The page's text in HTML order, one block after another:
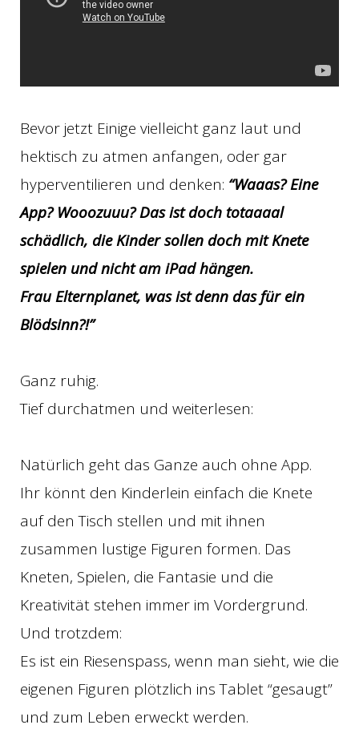
Bevor jetzt Einige vielleicht ganz laut und
hektisch zu atmen anfangen, oder gar
hyperventilieren und denken: “Waaas? Eine
App? Wooozuuu? Das ist doch totaaaal
schädlich, die Kinder sollen doch mit Knete
spielen und nicht am iPad hängen.
Frau Elternplanet, was ist denn das für ein
Blödsinn?!”
Ganz ruhig.
Tief durchatmen und weiterlesen:
Natürlich geht das Ganze auch ohne App.
Ihr könnt den Kinderlein einfach die Knete
auf den Tisch stellen und mit ihnen
zusammen lustige Figuren formen. Das
Kneten, Spielen, die Fantasie und die
Kreativität stehen immer im Vordergrund.
Und trotzdem:
Es ist ein Riesenspass, wenn man sieht, wie die
eigenen Figuren plötzlich ins Tablet “gesaugt”
und zum Leben erweckt werden.